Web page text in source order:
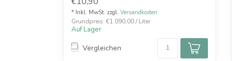
* Inkl. MwSt. zzgl. Versandkosten
Grundpreis: €1.090,00 / Liter
Auf Lager
Vergleichen